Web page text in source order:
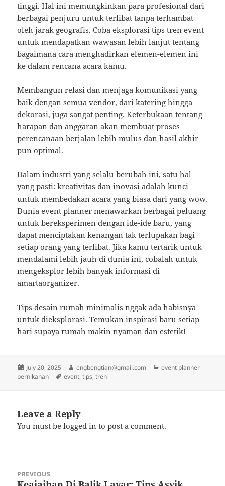
tinggi. Hal ini memungkinkan para profesional dari
berbagai penjuru untuk terlibat tanpa terhambat
oleh jarak geografis. Coba eksplorasitips tren event
untuk mendapatkan wawasan lebih lanjut tentang
bagaimana cara menghadirkan elemen-elemen ini
ke dalam rencana acara kamu.
Membangun relasi dan menjaga komunikasi yang
baik dengan semua vendor, dari katering hingga
dekorasi, juga sangat penting. Keterbukaan tentang
harapan dan anggaran akan membuat proses
perencanaan berjalan lebih mulus dan hasil akhir
pun optimal.
Dalam industri yang selalu berubah ini, satu hal
yang pasti: kreativitas dan inovasi adalah kunci
untuk membedakan acara yang biasa dari yang wow.
Dunia event planner menawarkan berbagai peluang
untuk bereksperimen dengan ide-ide baru, yang
dapat menciptakan kenangan tak terlupakan bagi
setiap orang yang terlibat. Jika kamu tertarik untuk
mendalami lebih jauh di dunia ini, cobalah untuk
mengeksplor lebih banyak informasi di
amartaorganizer.
Tips desain rumah minimalis nggak ada habisnya
untuk dieksplorasi. Temukan inspirasi baru setiap
hari supaya rumah makin nyaman dan estetik!
Posted
on
July 20, 2025 Author
engbengtian@gmail.com Categories
event planner
pernikahan
Tags
event,tips,tren
Leave a Reply
You must belogged in to post a comment.
navigation
PREVIOUS